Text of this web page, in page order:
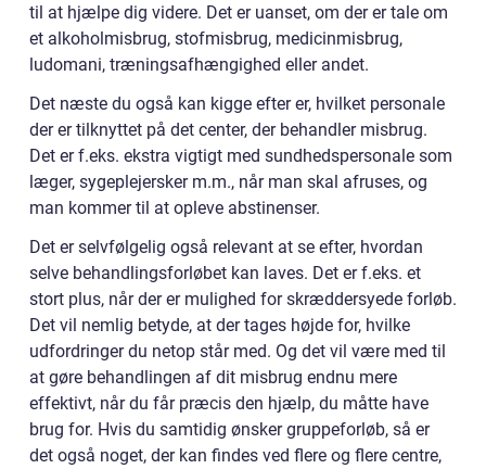
til at hjælpe dig videre. Det er uanset, om der er tale om
et alkoholmisbrug, stofmisbrug, medicinmisbrug,
ludomani, træningsafhængighed eller andet.
Det næste du også kan kigge efter er, hvilket personale
der er tilknyttet på det center, der behandler misbrug.
Det er f.eks. ekstra vigtigt med sundhedspersonale som
læger, sygeplejersker m.m., når man skal afruses, og
man kommer til at opleve abstinenser.
Det er selvfølgelig også relevant at se efter, hvordan
selve behandlingsforløbet kan laves. Det er f.eks. et
stort plus, når der er mulighed for skræddersyede forløb.
Det vil nemlig betyde, at der tages højde for, hvilke
udfordringer du netop står med. Og det vil være med til
at gøre behandlingen af dit misbrug endnu mere
effektivt, når du får præcis den hjælp, du måtte have
brug for. Hvis du samtidig ønsker gruppeforløb, så er
det også noget, der kan findes ved flere og flere centre,